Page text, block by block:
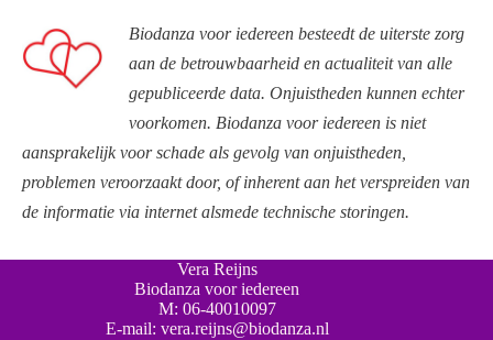
Biodanza voor iedereen besteedt de uiterste zorg
aan de betrouwbaarheid en actualiteit van alle
gepubliceerde data. Onjuistheden kunnen echter
voorkomen. Biodanza voor iedereen is niet
aansprakelijk voor schade als gevolg van onjuistheden,
problemen veroorzaakt door, of inherent aan het verspreiden van
de informatie via internet alsmede technische storingen.
Vera Reijns
Biodanza voor iedereen
M: 06-40010097
E-mail: vera.reijns@biodanza.nl